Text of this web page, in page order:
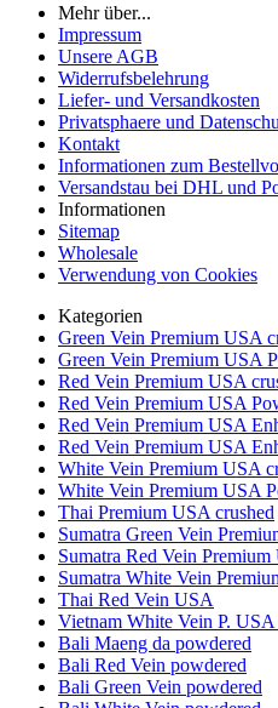
Mehr über...
Impressum
Unsere AGB
Widerrufsbelehrung
Liefer- und Versandkosten
Privatsphaere und
Kontakt
Informationen zum
Versandstau bei DHL und
Informationen
Sitemap
Wholesale
Verwendung von Cookies
Kategorien
Green Vein Premium USA
Green Vein Premium USA
Red Vein Premium USA
Red Vein Premium USA
Red Vein Premium USA
Red Vein Premium USA
White Vein Premium USA
White Vein Premium USA
Thai Premium USA crushed
Sumatra Green Vein
Sumatra Red Vein
Sumatra White Vein
Thai Red Vein USA
Vietnam White Vein P. USA
Bali Maeng da powdered
Bali Red Vein powdered
Bali Green Vein powdered